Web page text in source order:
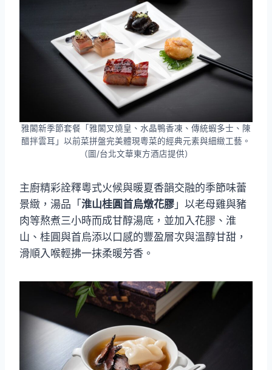
雅閣新季節套餐「雅閣叉燒皇、水晶鴨香凍、傳統蝦多士、陳
醋拌雲耳」以前菜拼盤完美體現粵菜的經典元素與細緻工藝。
（圖/台北文華東方酒店提供）
主廚精彩詮釋粵式火候與暖夏香韻交融的季節味蕾
景緻，湯品「 淮山桂圓首烏燉花膠 」以老母雞與豬
肉等熬煮三小時而成甘醇湯底，並加入花膠、淮
山、桂圓與首烏添以口感的豐盈層次與溫醇甘甜，
滑順入喉輕拂一抹柔暖芳香。